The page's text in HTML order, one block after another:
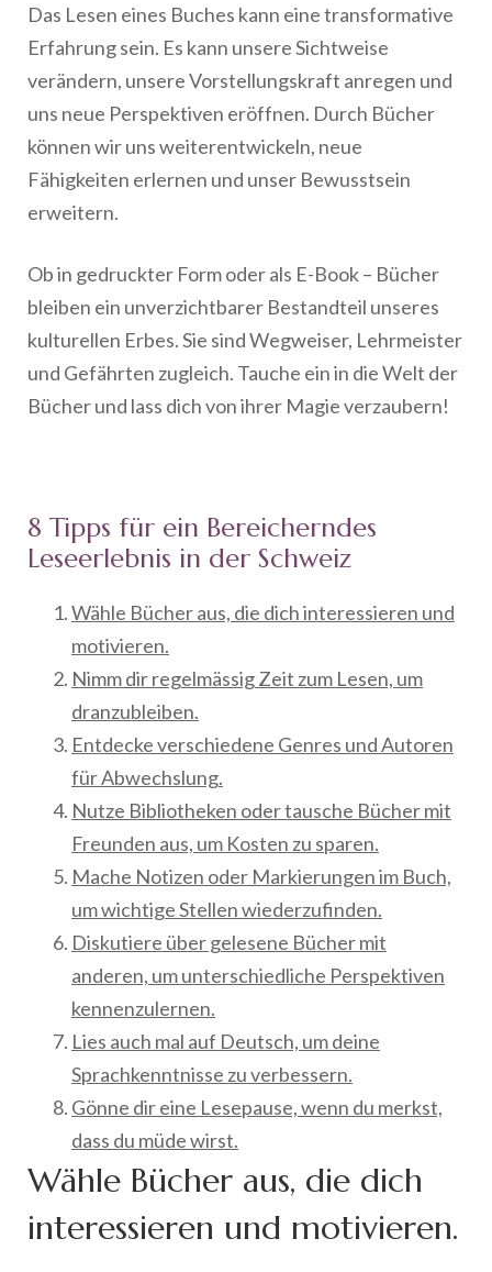
Das Lesen eines Buches kann eine transformative
Erfahrung sein. Es kann unsere Sichtweise
verändern, unsere Vorstellungskraft anregen und
uns neue Perspektiven eröffnen. Durch Bücher
können wir uns weiterentwickeln, neue
Fähigkeiten erlernen und unser Bewusstsein
erweitern.
Ob in gedruckter Form oder als E-Book – Bücher
bleiben ein unverzichtbarer Bestandteil unseres
kulturellen Erbes. Sie sind Wegweiser, Lehrmeister
und Gefährten zugleich. Tauche ein in die Welt der
Bücher und lass dich von ihrer Magie verzaubern!
8 Tipps für ein Bereicherndes
Leseerlebnis in der Schweiz
Wähle Bücher aus, die dich interessieren und
motivieren.
Nimm dir regelmässig Zeit zum Lesen, um
dranzubleiben.
Entdecke verschiedene Genres und Autoren
für Abwechslung.
Nutze Bibliotheken oder tausche Bücher mit
Freunden aus, um Kosten zu sparen.
Mache Notizen oder Markierungen im Buch,
um wichtige Stellen wiederzufinden.
Diskutiere über gelesene Bücher mit
anderen, um unterschiedliche Perspektiven
kennenzulernen.
Lies auch mal auf Deutsch, um deine
Sprachkenntnisse zu verbessern.
Gönne dir eine Lesepause, wenn du merkst,
dass du müde wirst.
Wähle Bücher aus, die dich
interessieren und motivieren.